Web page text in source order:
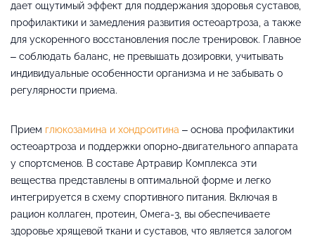
дает ощутимый эффект для поддержания здоровья суставов,
профилактики и замедления развития остеоартроза, а также
для ускоренного восстановления после тренировок. Главное
– соблюдать баланс, не превышать дозировки, учитывать
индивидуальные особенности организма и не забывать о
регулярности приема.
Прием глюкозамина и хондроитина – основа профилактики
остеоартроза и поддержки опорно-двигательного аппарата
у спортсменов. В составе Артравир Комплекса эти
вещества представлены в оптимальной форме и легко
интегрируется в схему спортивного питания. Включая в
рацион коллаген, протеин, Омега-3, вы обеспечиваете
здоровье хрящевой ткани и суставов, что является залогом